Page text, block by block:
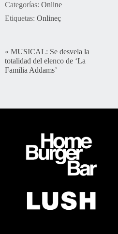
Categorías: Online
Etiquetas: Onlineç
« MUSICAL: Se desvela la
totalidad del elenco de ‘La
Familia Addams’